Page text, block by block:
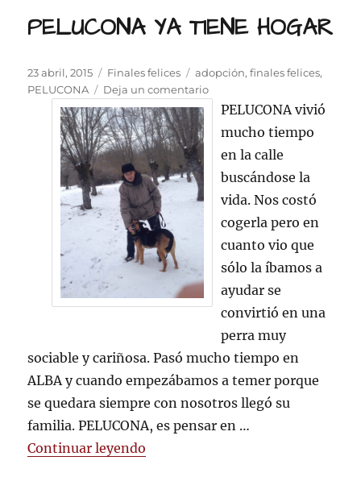
PELUCONA YA TIENE HOGAR
Publicado
el
23 abril, 2015 Categorías
Finales felices Etiquetas
adopción,finales felices,
PELUCONA
Deja un comentarioen
PELUCONA
TIENE
HOGAR
PELUCONA vivió
mucho tiempo
en la calle
buscándose la
vida. Nos costó
cogerla pero en
cuanto vio que
sólo la íbamos a
ayudar se
convirtió en una
perra muy
sociable y cariñosa. Pasó mucho tiempo en
ALBA y cuando empezábamos a temer porque
se quedara siempre con nosotros llegó su
familia. PELUCONA, es pensar en …
Continuar leyendo